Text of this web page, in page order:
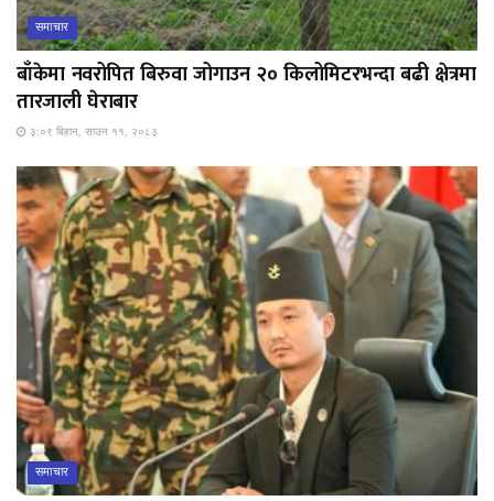
समाचार
बाँकेमा नवरोपित बिरुवा जोगाउन २० किलोमिटरभन्दा बढी क्षेत्रमा
तारजाली घेराबार
३:०९ बिहान, साउन ११, २०८३
समाचार